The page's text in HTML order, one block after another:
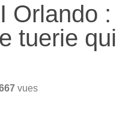
Orlando :
tuerie qui
vues